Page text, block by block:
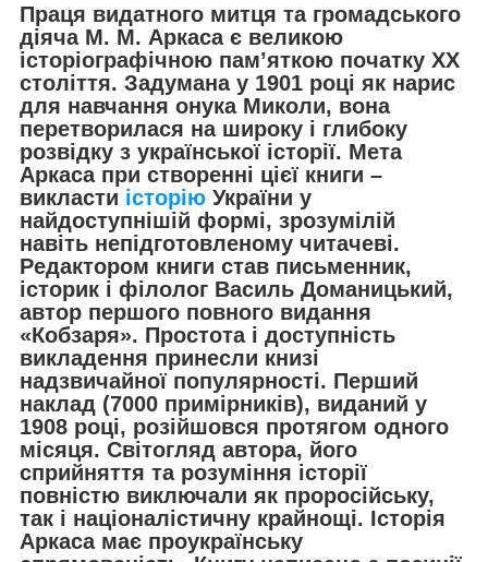
Праця видатного митця та громадського
діяча М. М. Аркаса є великою
історіографічною пам’яткою початку ХХ
століття. Задумана у 1901 році як нарис
для навчання онука Миколи, вона
перетворилася на широку і глибоку
розвідку з української історії. Мета
Аркаса при створенні цієї книги –
викласти історію України у
найдоступнішій формі, зрозумілій
навіть непідготовленому читачеві.
Редактором книги став письменник,
історик і філолог Василь Доманицький,
автор першого повного видання
«Кобзаря». Простота і доступність
викладення принесли книзі
надзвичайної популярності. Перший
наклад (7000 примірників), виданий у
1908 році, розійшовся протягом одного
місяця. Світогляд автора, його
сприйняття та розуміння історії
повністю виключали як проросійську,
так і націоналістичну крайнощі. Історія
Аркаса має проукраїнську